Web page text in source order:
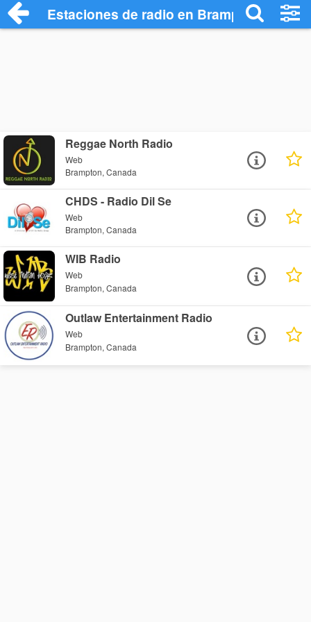
Estaciones de radio en Brampton -
Reggae North Radio
Web
Brampton, Canada
CHDS - Radio Dil Se
Web
Brampton, Canada
WIB Radio
Web
Brampton, Canada
Outlaw Entertainment Radio
Web
Brampton, Canada